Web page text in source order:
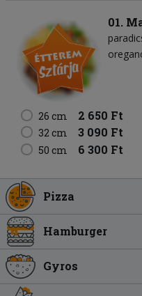
01.
26 cm 2 650 Ft
32 cm 3 090 Ft
50 cm 6 300 Ft
Pizza
Hamburger
Gyros